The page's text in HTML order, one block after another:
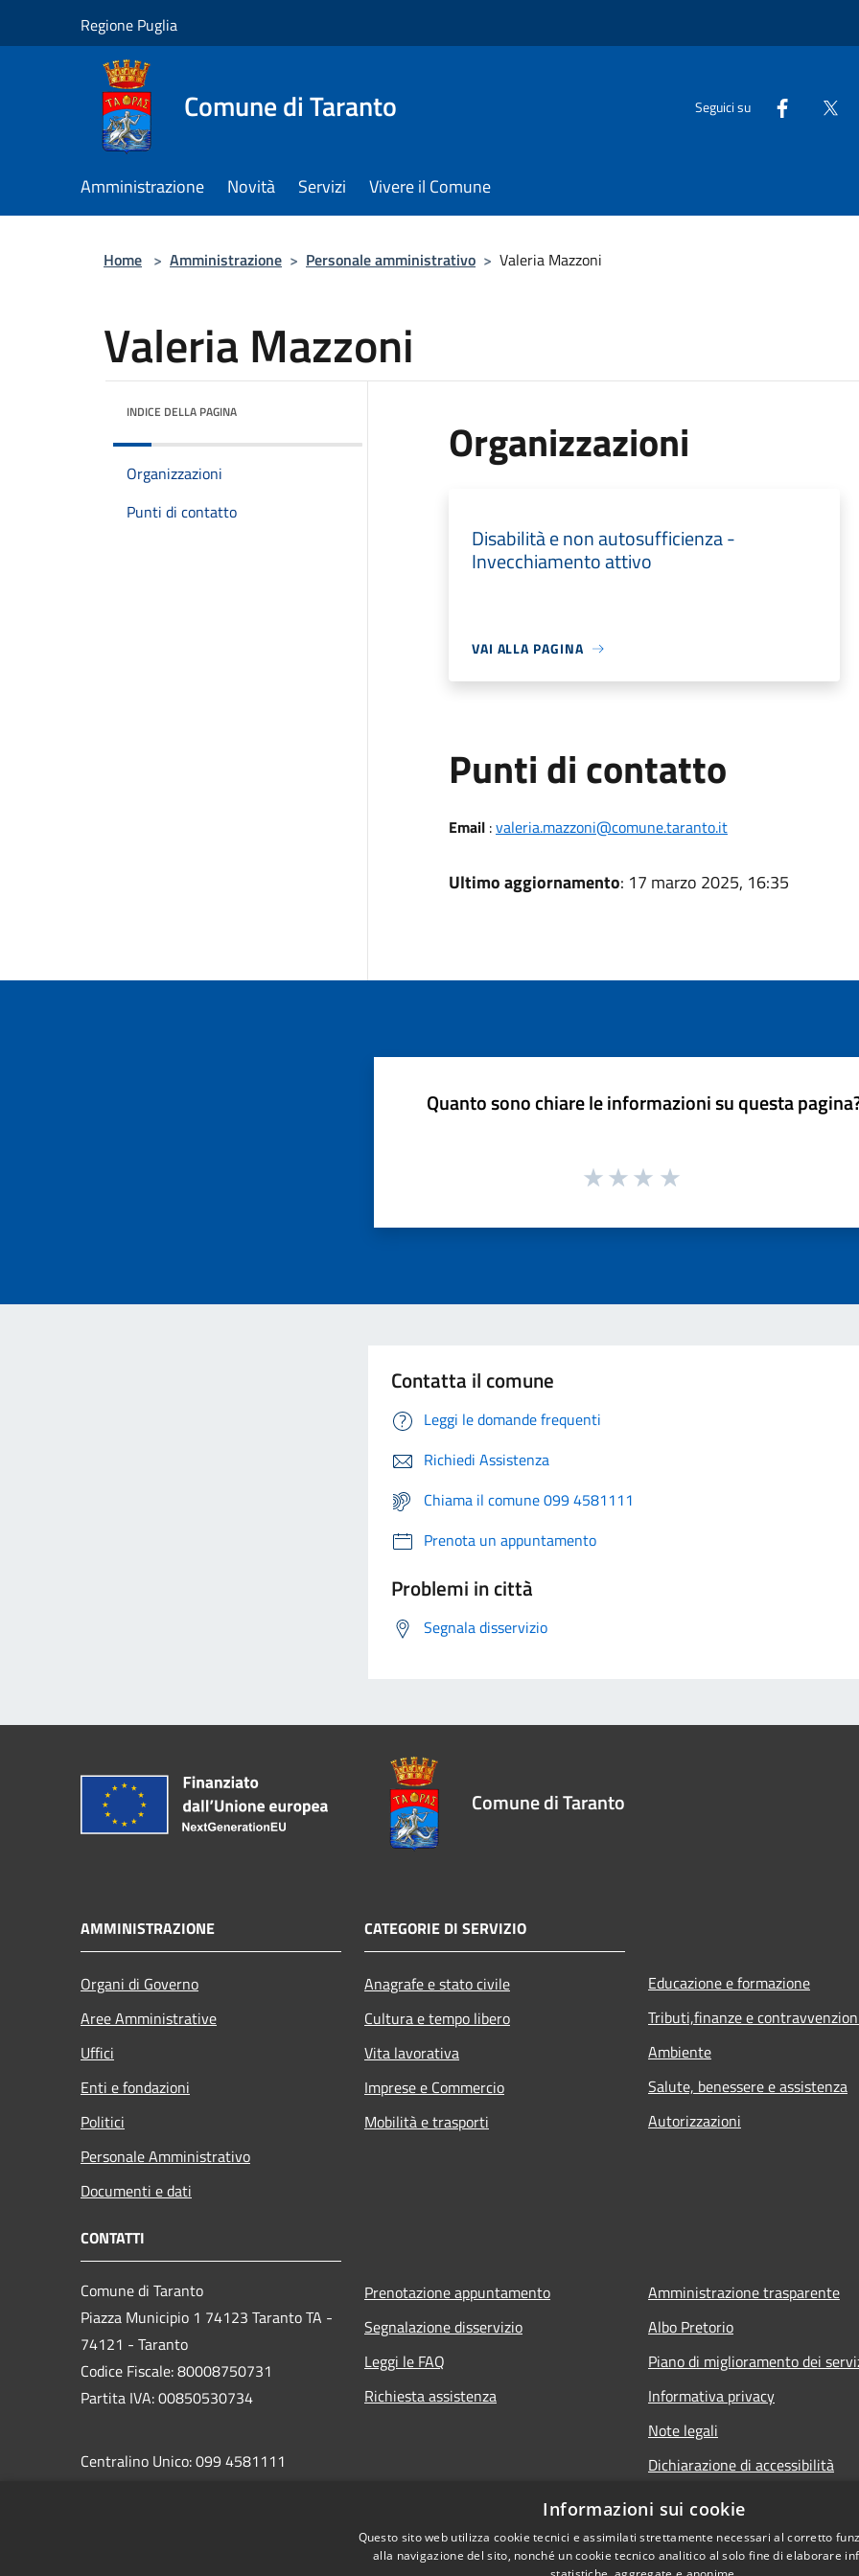
Regione Puglia
Comune di Taranto Seguici su
Amministrazione Novità Servizi Vivere il Comune
Home > Amministrazione > Personale amministrativo > Valeria Mazzoni
Valeria Mazzoni
INDICE DELLA PAGINA
Organizzazioni
Punti di contatto
Organizzazioni
Disabilità e non autosufficienza -
Invecchiamento attivo
VAI ALLA PAGINA
Punti di contatto
Email:valeria.mazzoni@comune.taranto.it
Ultimo aggiornamento: 17 marzo 2025, 16:35
Quanto sono chiare le informazioni su questa
Contatta il comune
Leggi le domande frequenti
Richiedi Assistenza
Chiama il comune 099 4581111
Prenota un appuntamento
Problemi in città
Segnala disservizio
Comune di Taranto
AMMINISTRAZIONE
Organi di Governo
Aree Amministrative
Uffici
Enti e fondazioni
Politici
Personale Amministrativo
Documenti e dati
CATEGORIE DI SERVIZIO
Anagrafe e stato civile
Cultura e tempo libero
Vita lavorativa
Imprese e Commercio
Mobilità e trasporti
Educazione e formazione
Tributi,finanze e
Ambiente
Salute, benessere e assistenza
Autorizzazioni
CONTATTI
Comune di Taranto
Piazza Municipio 1 74123 Taranto TA -
74121 - Taranto
Codice Fiscale: 80008750731
Partita IVA: 00850530734
Centralino Unico: 099 4581111
protocollo.comunetaranto@pec.rupar.puglia.it
Prenotazione appuntamento
Segnalazione disservizio
Leggi le FAQ
Richiesta assistenza
Amministrazione trasparente
Albo Pretorio
Piano di miglioramento dei
Informativa privacy
Note legali
Dichiarazione di accessibilità
Informativa sulla
Informazioni sui cookie
Questo sito web utilizza cookie tecnici e assimilati strettamente necessari al corretto
alla navigazione del sito, nonché un cookie tecnico analitico al solo fine di elaborare